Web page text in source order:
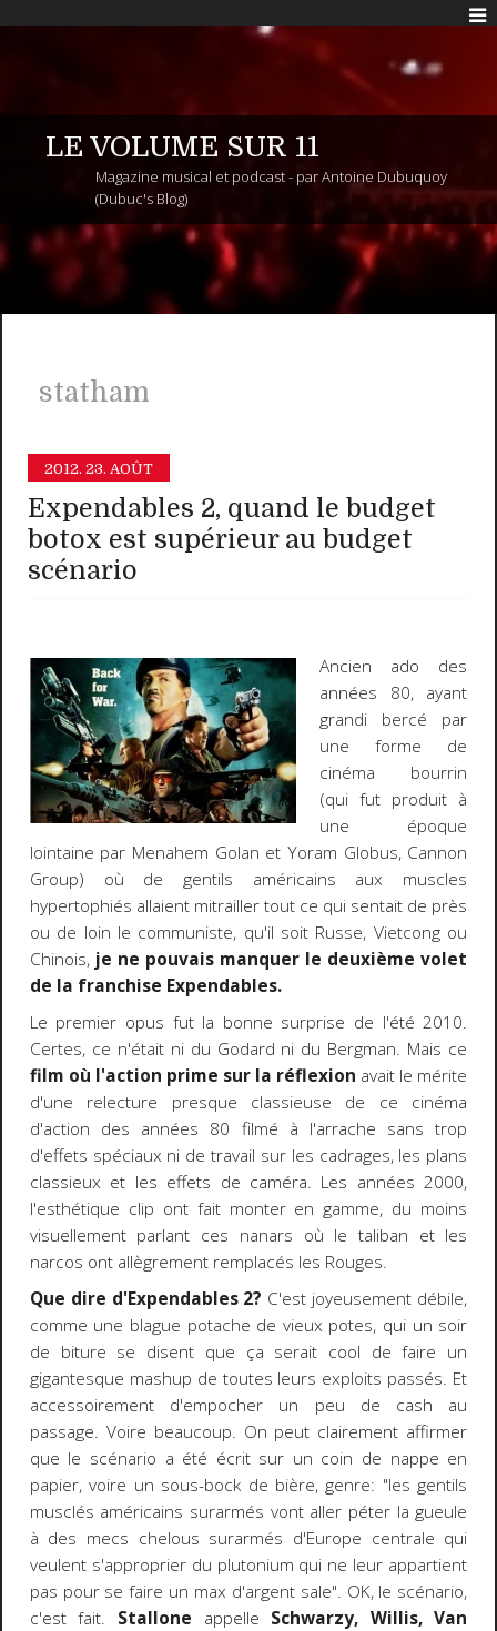
LE VOLUME SUR 11
Magazine musical et podcast - par Antoine Dubuquoy
(Dubuc's Blog)
statham
2012. 23. AOÛT
Expendables 2, quand le budget
botox est supérieur au budget
scénario
Ancien ado des
années 80, ayant
grandi bercé par
une forme de
cinéma bourrin
(qui fut produit à
une époque
lointaine par Menahem Golan et Yoram Globus, Cannon
Group) où de gentils américains aux muscles
hypertophiés allaient mitrailler tout ce qui sentait de près
ou de loin le communiste, qu'il soit Russe, Vietcong ou
Chinois, je ne pouvais manquer le deuxième volet
de la franchise Expendables.
Le premier opus fut la bonne surprise de l'été 2010.
Certes, ce n'était ni du Godard ni du Bergman. Mais ce
film où l'action prime sur la réflexion avait le mérite
d'une relecture presque classieuse de ce cinéma
d'action des années 80 filmé à l'arrache sans trop
d'effets spéciaux ni de travail sur les cadrages, les plans
classieux et les effets de caméra. Les années 2000,
l'esthétique clip ont fait monter en gamme, du moins
visuellement parlant ces nanars où le taliban et les
narcos ont allègrement remplacés les Rouges.
Que dire d'Expendables 2? C'est joyeusement débile,
comme une blague potache de vieux potes, qui un soir
de biture se disent que ça serait cool de faire un
gigantesque mashup de toutes leurs exploits passés. Et
accessoirement d'empocher un peu de cash au
passage. Voire beaucoup. On peut clairement affirmer
que le scénario a été écrit sur un coin de nappe en
papier, voire un sous-bock de bière, genre: "les gentils
musclés américains surarmés vont aller péter la gueule
à des mecs chelous surarmés d'Europe centrale qui
veulent s'approprier du plutonium qui ne leur appartient
pas pour se faire un max d'argent sale". OK, le scénario,
c'est fait. Stallone appelle Schwarzy, Willis, Van